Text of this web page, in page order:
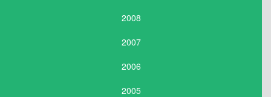
2008
2007
2006
2005